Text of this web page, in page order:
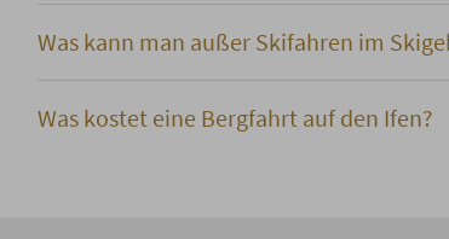
Was kann man außer Skifahren im
Was kostet eine Bergfahrt auf den Ifen?